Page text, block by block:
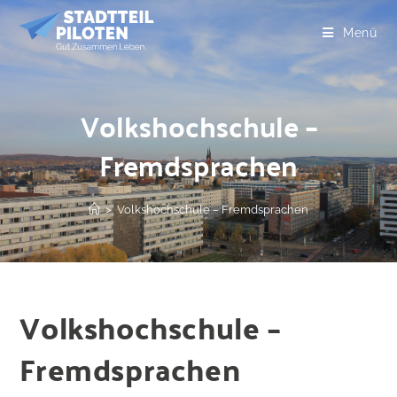
Menü
Volkshochschule –
Fremdsprachen
> Volkshochschule – Fremdsprachen
Volkshochschule –
Fremdsprachen